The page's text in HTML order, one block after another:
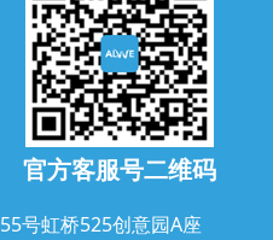
官方客服号二维码
号虹桥525创意园A座